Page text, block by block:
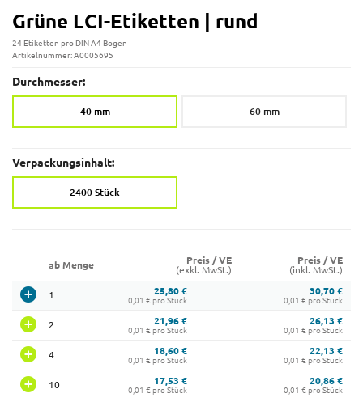
Grüne LCI-Etiketten | rund
24 Etiketten pro DIN A4 Bogen
Artikelnummer: A0005695
Durchmesser:
40 mm 60 mm
Verpackungsinhalt:
2400 Stück
ab Menge
Preis / VE
(exkl. MwSt.)
Preis / VE
(inkl. MwSt.)
1 25,80 €
0,01 € pro Stück
30,70 €
0,01 € pro Stück
2 21,96 €
0,01 € pro Stück
26,13 €
0,01 € pro Stück
4 18,60 €
0,01 € pro Stück
22,13 €
0,01 € pro Stück
10 17,53 €
0,01 € pro Stück
20,86 €
0,01 € pro Stück